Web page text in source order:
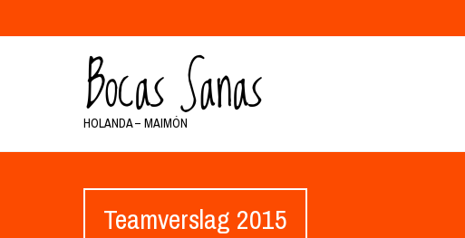
HOLANDA – MAIMÓN
Teamverslag 2015